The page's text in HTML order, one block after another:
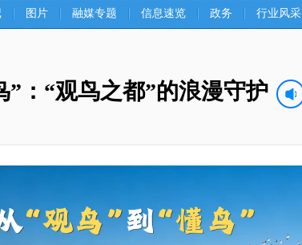
图片 融媒专题 信息速览 政务 行业风采
：“观鸟之都”的浪漫守护